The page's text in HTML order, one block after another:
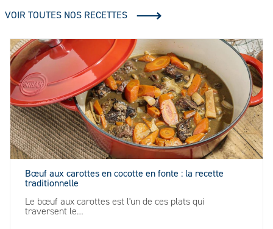
VOIR TOUTES NOS RECETTES
Bœuf aux carottes en cocotte en fonte : la recette
traditionnelle
Le bœuf aux carottes est l'un de ces plats qui
traversent le…